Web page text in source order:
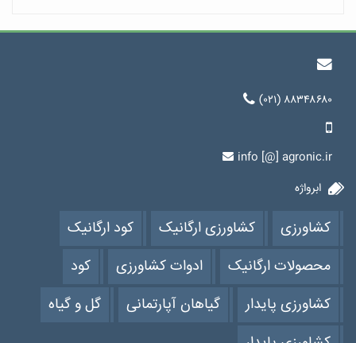
(۰۲۱) ۸۸۳۴۸۶۸۰
info [@] agronic.ir
ابرواژه
کشاورزی کشاورزی ارگانیک
کود ارگانیک
محصولات ارگانیک
ادوات کشاورزی
کود
کشاورزی پایدار
گیاهان آپارتمانی
گل و گیاه